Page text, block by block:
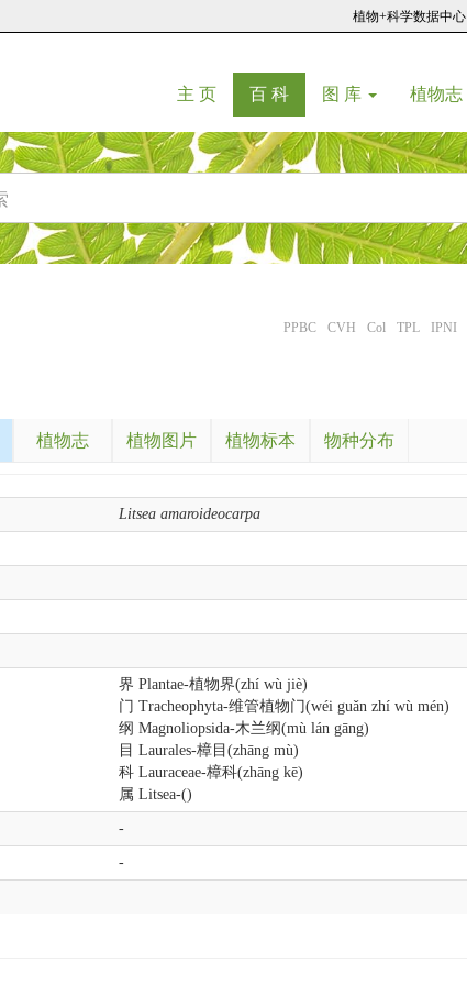
植物+科学数据中心
主 页(current)
百 科(current)
图 库 植物志
PPBC CVH Col TPL IPNI
植物志 植物图片 植物标本 物种分布
Litsea amaroideocarpa
界 Plantae-植物界(zhí wù jiè)
门 Tracheophyta-维管植物门(wéi guǎn zhí wù mén)
纲 Magnoliopsida-木兰纲(mù lán gāng)
目 Laurales-樟目(zhāng mù)
科 Lauraceae-樟科(zhāng kē)
属 Litsea-()
-
-